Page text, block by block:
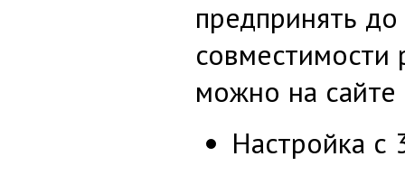
предпринять
совместимости
можно на сайте
Настройка